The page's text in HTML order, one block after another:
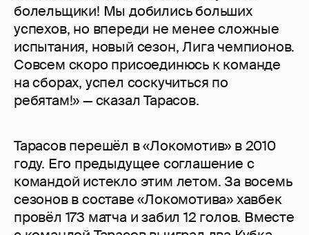
болельщики! Мы добились больших
успехов, но впереди не менее сложные
испытания, новый сезон, Лига чемпионов.
Совсем скоро присоединюсь к команде
на сборах, успел соскучиться по
ребятам!» — сказал Тарасов.
Тарасов перешёл в «Локомотив» в 2010
году. Его предыдущее соглашение с
командой истекло этим летом. За восемь
сезонов в составе «Локомотива» хавбек
провёл 173 матча и забил 12 голов. Вместе